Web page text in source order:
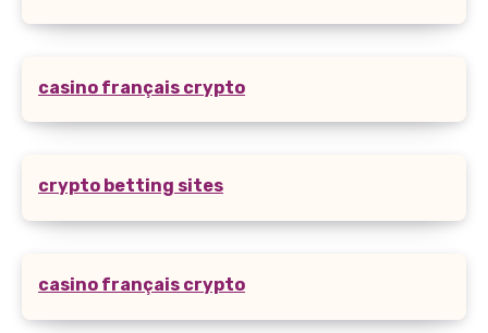
casino français crypto
crypto betting sites
casino français crypto